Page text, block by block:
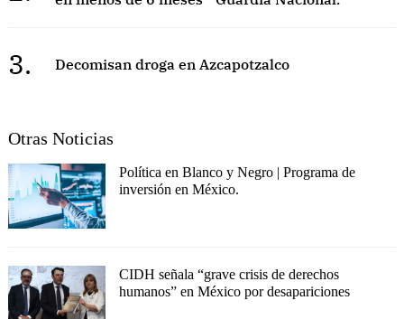
3. Decomisan droga en Azcapotzalco
Otras Noticias
Política en Blanco y Negro | Programa de
inversión en México.
CIDH señala “grave crisis de derechos
humanos” en México por desapariciones